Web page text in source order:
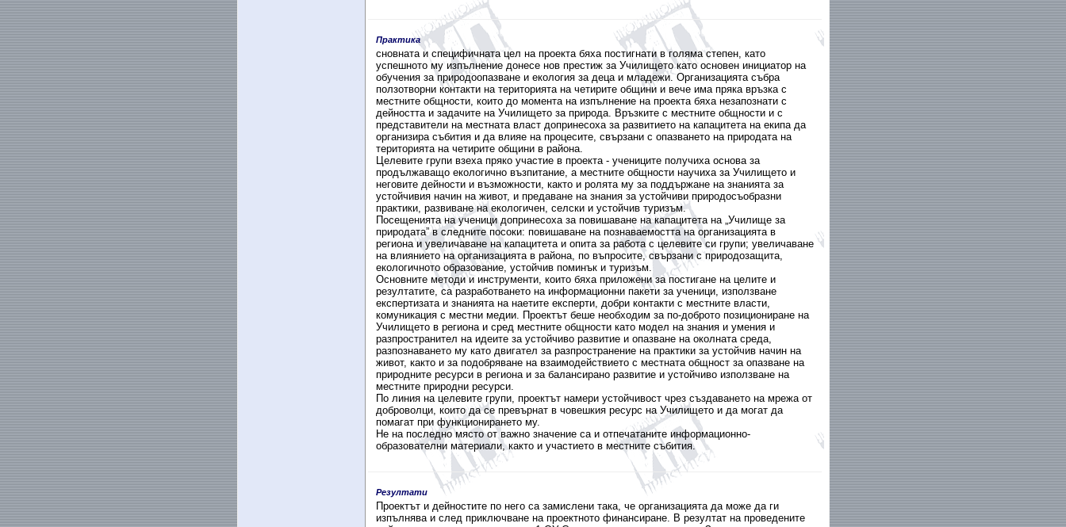
Практика
сновната и специфичната цел на проекта бяха постигнати в голяма степен, като
успешното му изпълнение донесе нов престиж за Училището като основен инициатор на
обучения за природоопазване и екология за деца и младежи. Организацията събра
ползотворни контакти на територията на четирите общини и вече има пряка връзка с
местните общности, които до момента на изпълнение на проекта бяха незапознати с
дейността и задачите на Училището за природа. Връзките с местните общности и с
представители на местната власт допринесоха за развитието на капацитета на екипа да
организира събития и да влияе на процесите, свързани с опазването на природата на
територията на четирите общини в района.
Целевите групи взеха пряко участие в проекта - учениците получиха основа за
продължаващо екологично възпитание, а местните общности научиха за Училището и
неговите дейности и възможности, както и ролята му за поддържане на знанията за
устойчивия начин на живот, и предаване на знания за устойчиви природосъобразни
практики, развиване на екологичен, селски и устойчив туризъм.
Посещенията на ученици допринесоха за повишаване на капацитета на „Училище за
природата” в следните посоки: повишаване на познаваемостта на организацията в
региона и увеличаване на капацитета и опита за работа с целевите си групи; увеличаване
на влиянието на организацията в района, по въпросите, свързани с природозащита,
екологичното образование, устойчив поминък и туризъм.
Основните методи и инструменти, които бяха приложени за постигане на целите и
резултатите, са разработването на информационни пакети за ученици, използване
експертизата и знанията на наетите експерти, добри контакти с местните власти,
комуникация с местни медии. Проектът беше необходим за по-доброто позициониране на
Училището в региона и сред местните общности като модел на знания и умения и
разпространител на идеите за устойчиво развитие и опазване на околната среда,
разпознаването му като двигател за разпространение на практики за устойчив начин на
живот, както и за подобряване на взаимодействието с местната общност за опазване на
природните ресурси в региона и за балансирано развитие и устойчиво използване на
местните природни ресурси.
По линия на целевите групи, проектът намери устойчивост чрез създаването на мрежа от
доброволци, които да се превърнат в човешкия ресурс на Училището и да могат да
помагат при функционирането му.
Не на последно място от важно значение са и отпечатаните информационно-
образователни материали, както и участието в местните събития.
Резултати
Проектът и дейностите по него са замислени така, че организацията да може да ги
изпълнява и след приключване на проектното финансиране. В резултат на проведените